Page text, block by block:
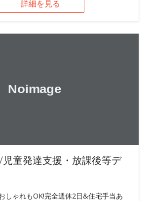
詳細を見る
児童発達支援・放課後等デ
しゃれもOK!完全週休2日&住宅手当あ